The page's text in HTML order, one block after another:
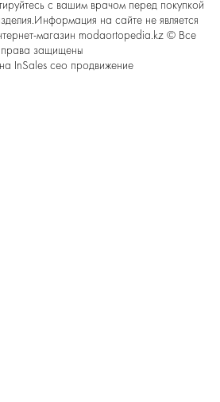
с вашим врачом перед покупкой
на сайте не является
магазин modaortopedia.kz © Все
права защищены
InSalesсео продвижение